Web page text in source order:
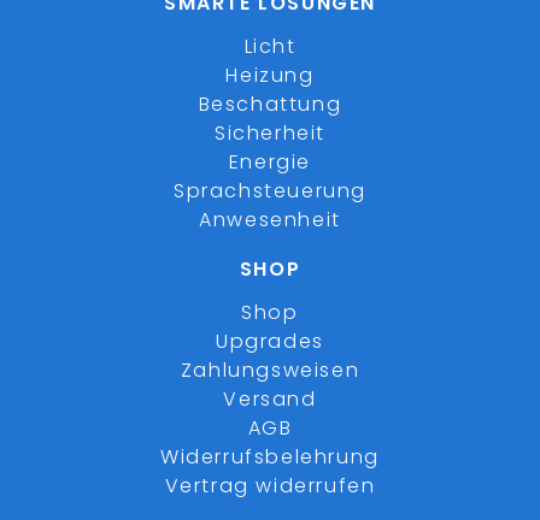
Licht
Heizung
Beschattung
Sicherheit
Energie
Sprachsteuerung
Anwesenheit
SHOP
Shop
Upgrades
Zahlungsweisen
Versand
AGB
Widerrufsbelehrung
Vertrag widerrufen